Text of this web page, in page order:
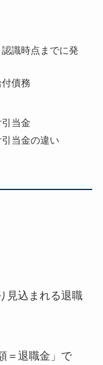
識時点までに発
債務
当金
当金の違い
見込まれる退職
＝退職金」 で